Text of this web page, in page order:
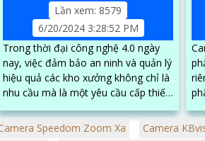
Lần xem: 8579
6/20/2024 3:28:52 PM
Trong thời đại công nghệ 4.0 ngày
nay, việc đảm bảo an ninh và quản lý
hiệu quả các kho xưởng không chỉ là
nhu cầu mà là một yêu cầu cấp thiết
đối với nhiều doanh nghiệp.
Speedom Zoom Xa Camera